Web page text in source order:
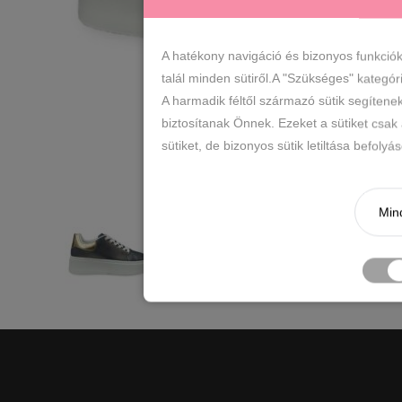
A hatékony navigáció és bizonyos
talál minden sütiről.A "Szükséges"
A harmadik féltől származó sütik
biztosítanak Önnek. Ezeket a sütiket
sütiket, de bizonyos sütik letiltása